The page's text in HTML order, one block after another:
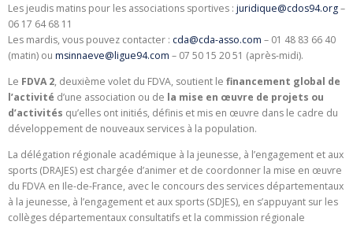
Les jeudis matins pour les associations sportives : juridique@cdos94.org–
06 17 64 68 11
Les mardis, vous pouvez contacter : cda@cda-asso.com – 01 48 83 66 40
(matin) ou msinnaeve@ligue94.com – 07 50 15 20 51 (après-midi).
Le FDVA 2, deuxième volet du FDVA, soutient le financement global de
l’activité d’une association ou de la mise en œuvre de projets ou
d’activités qu’elles ont initiés, définis et mis en œuvre dans le cadre du
développement de nouveaux services à la population.
La délégation régionale académique à la jeunesse, à l’engagement et aux
sports (DRAJES) est chargée d’animer et de coordonner la mise en œuvre
du FDVA en Ile-de-France, avec le concours des services départementaux
à la jeunesse, à l’engagement et aux sports (SDJES), en s’appuyant sur les
collèges départementaux consultatifs et la commission régionale